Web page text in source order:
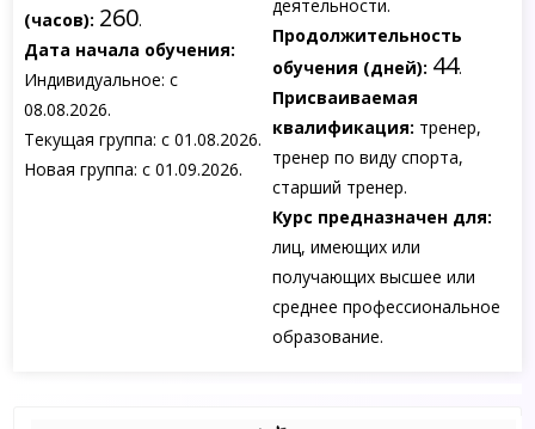
(часов): 260.
Дата начала обучения:
Индивидуальное: с
08.08.2026.
Текущая группа: с 01.08.2026.
Новая группа: с 01.09.2026.
деятельности.
Продолжительность
обучения (дней): 44.
Присваиваемая
квалификация: тренер,
тренер по виду спорта,
старший тренер.
Курс предназначен для:
лиц, имеющих или
получающих высшее или
среднее профессиональное
образование.